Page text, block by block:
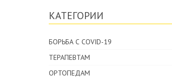
КАТЕГОРИИ
БОРЬБА С COVID-19
ТЕРАПЕВТАМ
ОРТОПЕДАМ